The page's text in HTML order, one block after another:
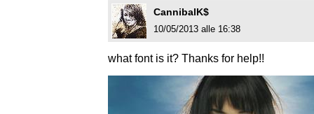
CannibalK$
10/05/2013 alle 16:38
what font is it? Thanks for help!!